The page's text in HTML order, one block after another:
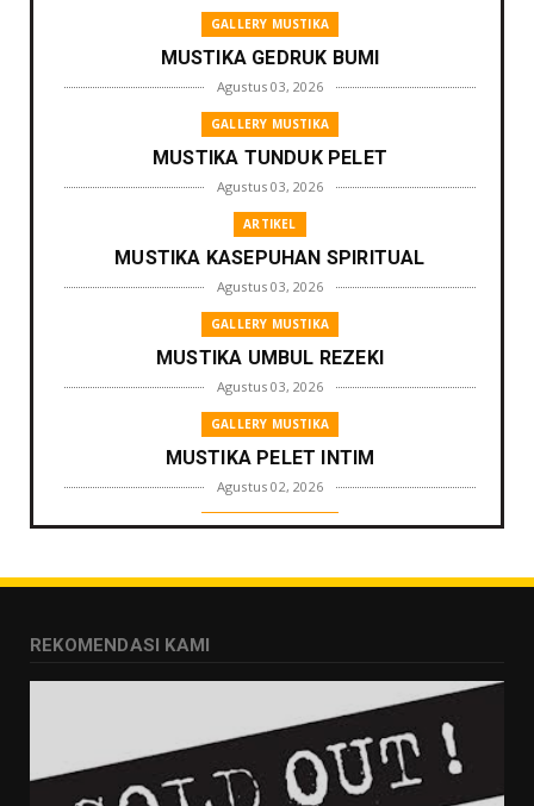
GALLERY MUSTIKA
MUSTIKA GEDRUK BUMI
Agustus 03, 2026
GALLERY MUSTIKA
MUSTIKA TUNDUK PELET
Agustus 03, 2026
ARTIKEL
MUSTIKA KASEPUHAN SPIRITUAL
Agustus 03, 2026
GALLERY MUSTIKA
MUSTIKA UMBUL REZEKI
Agustus 03, 2026
GALLERY MUSTIKA
MUSTIKA PELET INTIM
Agustus 02, 2026
GALLERY MUSTIKA
Agustus 01, 2026
MUSTIKA LANGGENG PERNIKAHAN
Agustus 01, 2026
GALLERY MUSTIKA
MUSTIKA KHODAM SURO
Agustus 01, 2026
REKOMENDASI KAMI